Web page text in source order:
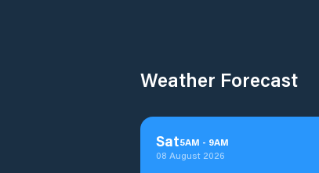
Weather Forecast
Sat5AM - 9AM
08 August 2026